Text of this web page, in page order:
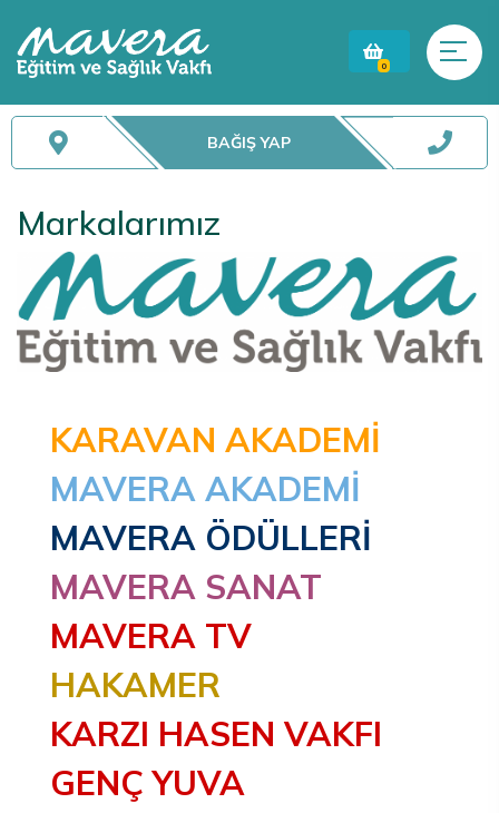
0
BAĞIŞ YAP
Markalarımız
KARAVAN AKADEMİ
MAVERA AKADEMİ
MAVERA ÖDÜLLERİ
MAVERA SANAT
MAVERA TV
HAKAMER
KARZI HASEN VAKFI
GENÇ YUVA